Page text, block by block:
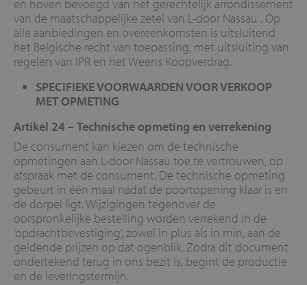
en hoven bevoegd van het gerechtelijk arrondissement
van de maatschappelijke zetel van L-door Nassau . Op
alle aanbiedingen en overeenkomsten is uitsluitend
het Belgische recht van toepassing, met uitsluiting van
regelen van IPR en het Weens Koopverdrag.
SPECIFIEKE VOORWAARDEN VOOR VERKOOP
MET OPMETING
Artikel 24 –Technische opmeting en verrekening
De consument kan kiezen om de technische
opmetingen aan L-door Nassau toe te vertrouwen, op
afspraak met de consument. De technische opmeting
gebeurt in één maal nadat de poortopening klaar is en
de dorpel ligt. Wijzigingen tegenover de
oorspronkelijke bestelling worden verrekend in de
‘opdrachtbevestiging’, zowel in plus als in min, aan de
geldende prijzen op dat ogenblik. Zodra dit document
ondertekend terug in ons bezit is, begint de productie
en de leveringstermijn.